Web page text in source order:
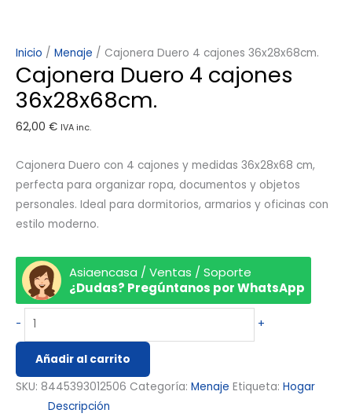
Inicio / Menaje / Cajonera Duero 4 cajones 36x28x68cm.
Cajonera Duero 4 cajones
36x28x68cm.
62,00 € IVA inc.
Cajonera Duero con 4 cajones y medidas 36x28x68 cm,
perfecta para organizar ropa, documentos y objetos
personales. Ideal para dormitorios, armarios y oficinas con
estilo moderno.
Asiaencasa / Ventas / Soporte
¿Dudas? Pregúntanos por WhatsApp
- +
Añadir al carrito
SKU: 8445393012506 Categoría: Menaje Etiqueta: Hogar
Descripción